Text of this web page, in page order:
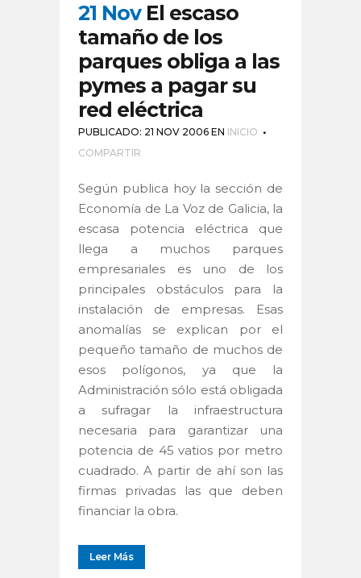
21 Nov El escaso
tamaño de los
parques obliga a las
pymes a pagar su
red eléctrica
PUBLICADO: 21 NOV 2006 EN INICIO
COMPARTIR
Según publica hoy la sección de
Economía de La Voz de Galicia, la
escasa potencia eléctrica que
llega a muchos parques
empresariales es uno de los
principales obstáculos para la
instalación de empresas. Esas
anomalías se explican por el
pequeño tamaño de muchos de
esos polígonos, ya que la
Administración sólo está obligada
a sufragar la infraestructura
necesaria para garantizar una
potencia de 45 vatios por metro
cuadrado. A partir de ahí son las
firmas privadas las que deben
financiar la obra.
Leer Más